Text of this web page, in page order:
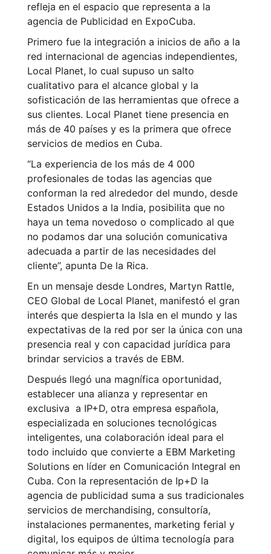
refleja en el espacio que representa a la
agencia de Publicidad en ExpoCuba.
Primero fue la integración a inicios de año a la
red internacional de agencias independientes,
Local Planet, lo cual supuso un salto
cualitativo para el alcance global y la
sofisticación de las herramientas que ofrece a
sus clientes. Local Planet tiene presencia en
más de 40 países y es la primera que ofrece
servicios de medios en Cuba.
“La experiencia de los más de 4 000
profesionales de todas las agencias que
conforman la red alrededor del mundo, desde
Estados Unidos a la India, posibilita que no
haya un tema novedoso o complicado al que
no podamos dar una solución comunicativa
adecuada a partir de las necesidades del
cliente”, apunta De la Rica.
En un mensaje desde Londres, Martyn Rattle,
CEO Global de Local Planet, manifestó el gran
interés que despierta la Isla en el mundo y las
expectativas de la red por ser la única con una
presencia real y con capacidad jurídica para
brindar servicios a través de EBM.
Después llegó una magnífica oportunidad,
establecer una alianza y representar en
exclusiva a IP+D, otra empresa española,
especializada en soluciones tecnológicas
inteligentes, una colaboración ideal para el
todo incluido que convierte a EBM Marketing
Solutions en líder en Comunicación Integral en
Cuba. Con la representación de Ip+D la
agencia de publicidad suma a sus tradicionales
servicios de merchandising, consultoría,
instalaciones permanentes, marketing ferial y
digital, los equipos de última tecnología para